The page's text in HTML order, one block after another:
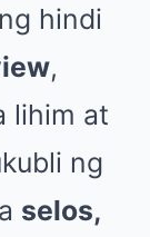
hindi
,
lihim at
ng
selos,